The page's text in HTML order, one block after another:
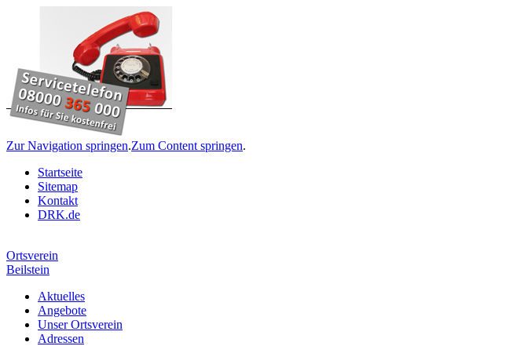
Zur Navigation springen.Zum Content springen.
Startseite
Sitemap
Kontakt
DRK.de
Ortsverein
Beilstein
Aktuelles
Angebote
Unser Ortsverein
Adressen